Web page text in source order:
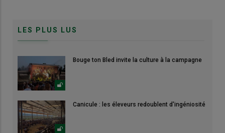
LES PLUS LUS
Bouge ton Bled invite la culture à la campagne
Canicule : les éleveurs redoublent d'ingéniosité